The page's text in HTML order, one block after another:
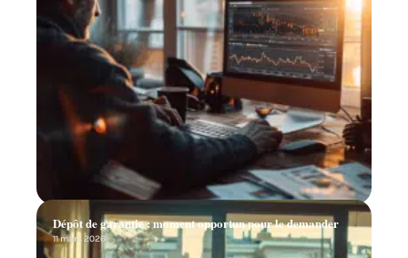
Dépôt de garantie : moment opportun pour le demander
11 mars 2026